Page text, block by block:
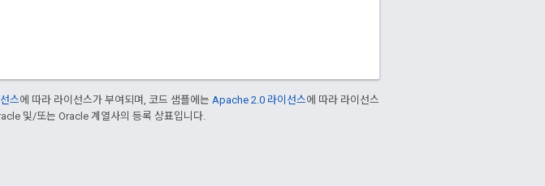
스에 따라 라이선스가 부여되며, 코드 샘플에는 Apache 2.0 라이선스에 따라 라이선스
및/또는 Oracle 계열사의 등록 상표입니다.